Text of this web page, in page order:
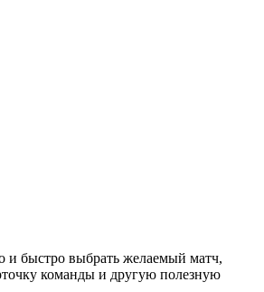
и быстро выбрать желаемый матч,
команды и другую полезную